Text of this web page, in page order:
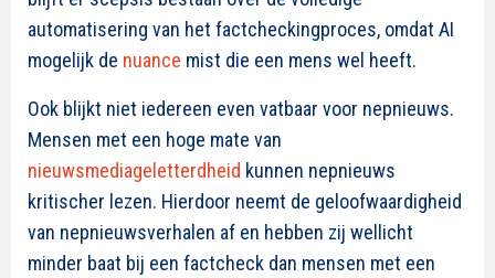
automatisering van het factcheckingproces, omdat AI
mogelijk de nuance mist die een mens wel heeft.
Ook blijkt niet iedereen even vatbaar voor nepnieuws.
Mensen met een hoge mate van
nieuwsmediageletterdheid kunnen nepnieuws
kritischer lezen. Hierdoor neemt de geloofwaardigheid
van nepnieuwsverhalen af en hebben zij wellicht
minder baat bij een factcheck dan mensen met een